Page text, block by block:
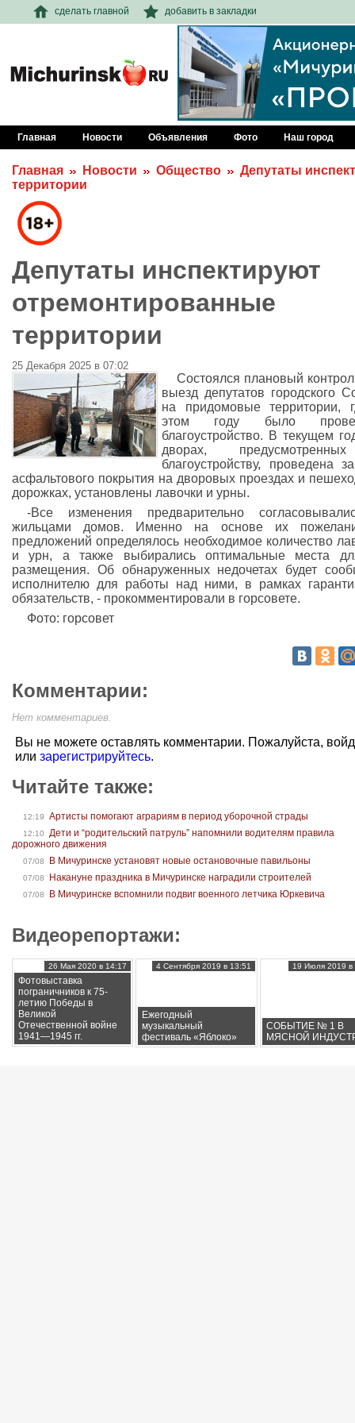
сделать главной добавить в закладки
Главная Новости Объявления Фото Наш город
Главная Новости Общество
Депутаты
территории
Депутаты инспектируют
отремонтированные
территории
25 Декабря 2025 в 07:02
Состоялся плановый
выезд депутатов городского
на придомовые территории,
этом году было
благоустройство. В текущем
дворах,
благоустройству, проведена
асфальтового покрытия на дворовых проездах и
дорожках, установлены лавочки и урны.
-Все изменения предварительно
жильцами домов. Именно на основе их
предложений определялось необходимое количество
и урн, а также выбирались оптимальные места
размещения. Об обнаруженных недочетах будет
исполнителю для работы над ними, в рамках
обязательств, - прокомментировали в горсовете.
Фото: горсовет
Комментарии:
Нет комментариев.
Вы не можете оставлять комментарии. Пожалуйста,
или зарегистрируйтесь.
Читайте также:
12:19 Артисты помогают аграриям в период уборочной страды
12:10
Дети и “родительский патруль” напомнили водителям правила
дорожного движения
07/08 В Мичуринске установят новые остановочные павильоны
07/08 Накануне праздника в Мичуринске наградили строителей
07/08 В Мичуринске вспомнили подвиг военного летчика Юркевича
Видеорепортажи:
Фотовыставка
пограничников к 75-
летию Победы в
Великой
Отечественной войне
1941—1945 гг.
26 Мая 2020 в 14:17
Ежегодный
музыкальный
фестиваль «Яблоко»
4 Сентября 2019 в 13:51
СОБЫТИЕ № 1 В
МЯСНОЙ
19 Июля 2019 в